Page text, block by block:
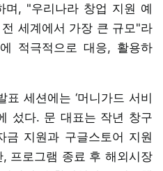
며, "우리나라 창업 지원 예
세계에서 가장 큰 규모"라
적극적으로 대응, 활용하
세션에는 ‘머니가드 서비
섰다. 문 대표는 작년 창구
금 지원과 구글스토어 지원
프로그램 종료 후 해외시장